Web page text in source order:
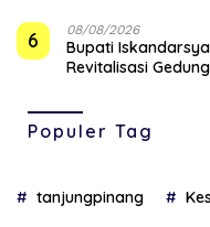
6 08/08/2026
Bupati
Revitalisasi
Populer Tag
tanjungpinang